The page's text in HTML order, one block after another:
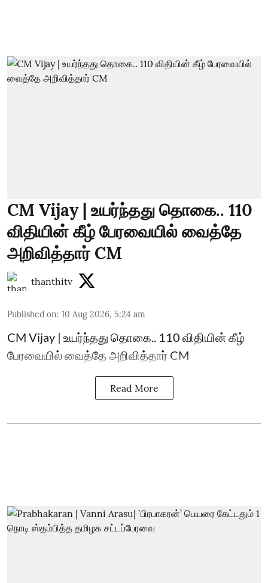
CM Vijay | உயர்ந்தது தொகை.. 110
விதியின் கீழ் பேரவையில் வைத்தே
அறிவித்தார் CM
thanthitv
Published on: 10 Aug 2026, 5:24 am
CM Vijay | உயர்ந்தது தொகை.. 110 விதியின் கீழ்
பேரவையில் வைத்தே அறிவித்தார் CM
Read More